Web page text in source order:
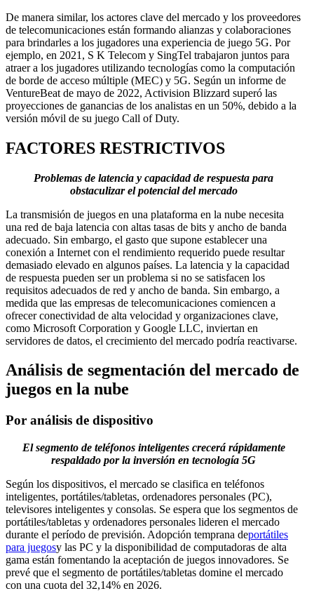
De manera similar, los actores clave del mercado y los proveedores
de telecomunicaciones están formando alianzas y colaboraciones
para brindarles a los jugadores una experiencia de juego 5G. Por
ejemplo, en 2021, S K Telecom y SingTel trabajaron juntos para
atraer a los jugadores utilizando tecnologías como la computación
de borde de acceso múltiple (MEC) y 5G. Según un informe de
VentureBeat de mayo de 2022, Activision Blizzard superó las
proyecciones de ganancias de los analistas en un 50%, debido a la
versión móvil de su juego Call of Duty.
FACTORES RESTRICTIVOS
Problemas de latencia y capacidad de respuesta para
obstaculizar el potencial del mercado
La transmisión de juegos en una plataforma en la nube necesita
una red de baja latencia con altas tasas de bits y ancho de banda
adecuado. Sin embargo, el gasto que supone establecer una
conexión a Internet con el rendimiento requerido puede resultar
demasiado elevado en algunos países. La latencia y la capacidad
de respuesta pueden ser un problema si no se satisfacen los
requisitos adecuados de red y ancho de banda. Sin embargo, a
medida que las empresas de telecomunicaciones comiencen a
ofrecer conectividad de alta velocidad y organizaciones clave,
como Microsoft Corporation y Google LLC, inviertan en
servidores de datos, el crecimiento del mercado podría reactivarse.
Análisis de segmentación del mercado de
juegos en la nube
Por análisis de dispositivo
El segmento de teléfonos inteligentes crecerá rápidamente
respaldado por la inversión en tecnología 5G
Según los dispositivos, el mercado se clasifica en teléfonos
inteligentes, portátiles/tabletas, ordenadores personales (PC),
televisores inteligentes y consolas. Se espera que los segmentos de
portátiles/tabletas y ordenadores personales lideren el mercado
durante el período de previsión. Adopción temprana deportátiles
para juegosy las PC y la disponibilidad de computadoras de alta
gama están fomentando la aceptación de juegos innovadores. Se
prevé que el segmento de portátiles/tabletas domine el mercado
con una cuota del 32,14% en 2026.